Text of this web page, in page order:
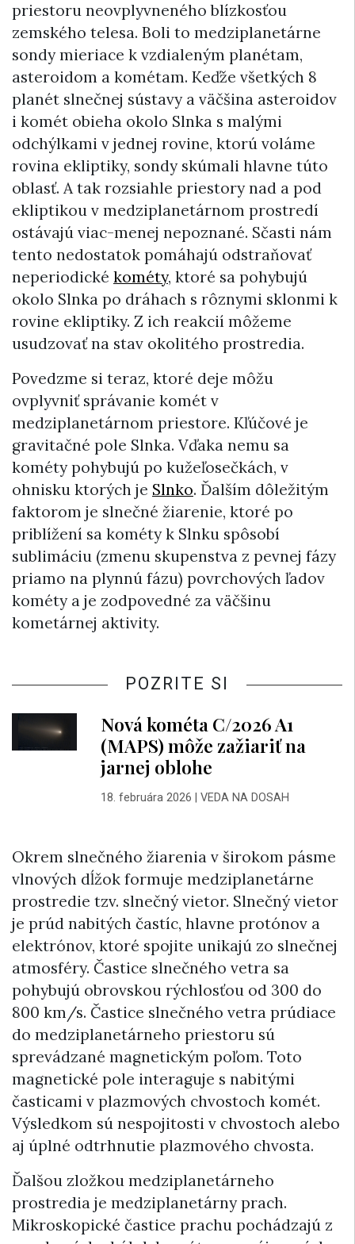
priestoru neovplyvneného blízkosťou
zemského telesa. Boli to medziplanetárne
sondy mieriace k vzdialeným planétam,
asteroidom a kométam. Keďže všetkých 8
planét slnečnej sústavy a väčšina asteroidov
i komét obieha okolo Slnka s malými
odchýlkami v jednej rovine, ktorú voláme
rovina ekliptiky, sondy skúmali hlavne túto
oblasť. A tak rozsiahle priestory nad a pod
ekliptikou v medziplanetárnom prostredí
ostávajú viac-menej nepoznané. Sčasti nám
tento nedostatok pomáhajú odstraňovať
neperiodické kométy, ktoré sa pohybujú
okolo Slnka po dráhach s rôznymi sklonmi k
rovine ekliptiky. Z ich reakcií môžeme
usudzovať na stav okolitého prostredia.
Povedzme si teraz, ktoré deje môžu
ovplyvniť správanie komét v
medziplanetárnom priestore. Kľúčové je
gravitačné pole Slnka. Vďaka nemu sa
kométy pohybujú po kužeľosečkách, v
ohnisku ktorých je Slnko. Ďalším dôležitým
faktorom je slnečné žiarenie, ktoré po
priblížení sa kométy k Slnku spôsobí
sublimáciu (zmenu skupenstva z pevnej fázy
priamo na plynnú fázu) povrchových ľadov
kométy a je zodpovedné za väčšinu
kometárnej aktivity.
POZRITE SI
Nová kométa C/2026 A1
(MAPS) môže zažiariť na
jarnej oblohe
18. februára 2026 VEDA NA DOSAH
Okrem slnečného žiarenia v širokom pásme
vlnových dĺžok formuje medziplanetárne
prostredie tzv. slnečný vietor. Slnečný vietor
je prúd nabitých častíc, hlavne protónov a
elektrónov, ktoré spojite unikajú zo slnečnej
atmosféry. Častice slnečného vetra sa
pohybujú obrovskou rýchlosťou od 300 do
800 km/s. Častice slnečného vetra prúdiace
do medziplanetárneho priestoru sú
sprevádzané magnetickým poľom. Toto
magnetické pole interaguje s nabitými
časticami v plazmových chvostoch komét.
Výsledkom sú nespojitosti v chvostoch alebo
aj úplné odtrhnutie plazmového chvosta.
Ďalšou zložkou medziplanetárneho
prostredia je medziplanetárny prach.
Mikroskopické častice prachu pochádzajú z